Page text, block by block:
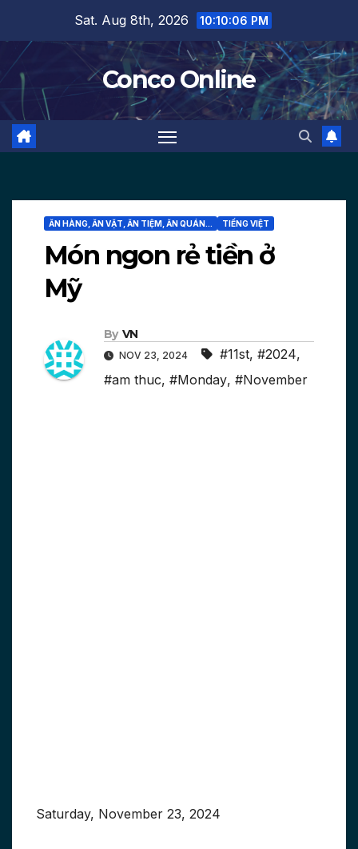
content
Sat. Aug 8th, 2026 10:10:07 PM
Conco Online
ĂN HÀNG, ĂN VẶT, ĂN TIỆM, ĂN QUÁN... TIẾNG VIỆT
Món ngon rẻ tiền ở
Mỹ
By VN
NOV 23, 2024 #11st, #2024,
#am thuc, #Monday, #November
Saturday, November 23, 2024